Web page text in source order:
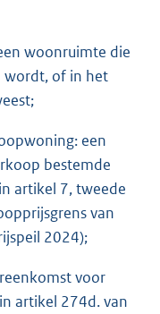
woonruimte die
of in het
een
bestemde
artikel 7, tweede
van
2024);
voor
artikel 274d. van